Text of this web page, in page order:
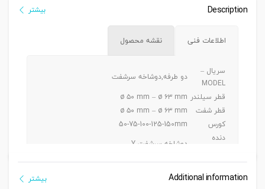
Description بیشتر
اطلاعات فنی نقشه محصول
سریال –
MODEL
دو طرفه,دوشاخه سرشفت
قطر سیلندر ø ۵۰ mm – ø ۶۳ mm
قطر شفت
ø ۵۰ mm – ø ۶۳ mm
کورس
50-75-100-125-150mm
دنده
دوشاخه سرشفت Y
بست نبشی محوری سیلندر DO4 – پایه
میکروسویچ LO4 – زبانه تحریک LZ4
Additional information بیشتر